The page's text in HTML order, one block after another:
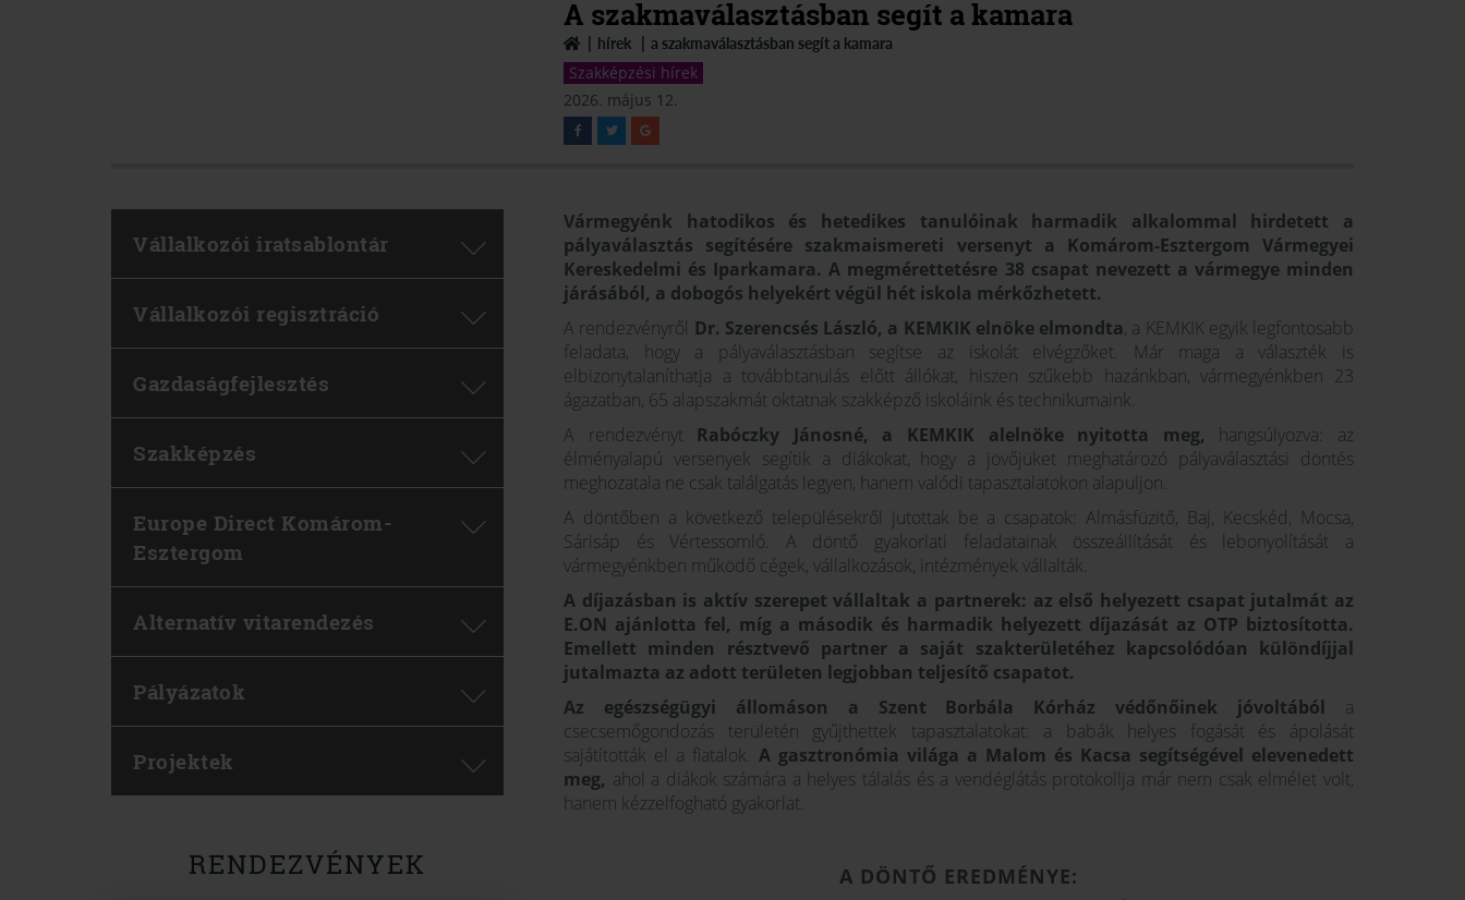
A szakmaválasztásban segít a kamara
hírek a szakmaválasztásban segít a kamara
Szakképzési hírek
2026. május 12.
Vállalkozói iratsablontár
Vállalkozói regisztráció
Gazdaságfejlesztés
Szakképzés
Europe Direct Komárom-
Esztergom
Alternatív vitarendezés
Pályázatok
Projektek
RENDEZVÉNYEK
Vármegyénk hatodikos és hetedikes tanulóinak harmadik alkalommal hirdetett a
pályaválasztás segítésére szakmaismereti versenyt a Komárom-Esztergom Vármegyei
Kereskedelmi és Iparkamara. A megmérettetésre 38 csapat nevezett a vármegye minden
járásából, a dobogós helyekért végül hét iskola mérkőzhetett.
A rendezvényről Dr. Szerencsés László, a KEMKIK elnöke elmondta, a KEMKIK egyik legfontosabb
feladata, hogy a pályaválasztásban segítse az iskolát elvégzőket. Már maga a választék is
elbizonytalaníthatja a továbbtanulás előtt állókat, hiszen szűkebb hazánkban, vármegyénkben 23
ágazatban, 65 alapszakmát oktatnak szakképző iskoláink és technikumaink.
A rendezvényt Rabóczky Jánosné, a KEMKIK alelnöke nyitotta meg, hangsúlyozva: az
élményalapú versenyek segítik a diákokat, hogy a jövőjüket meghatározó pályaválasztási döntés
meghozatala ne csak találgatás legyen, hanem valódi tapasztalatokon alapuljon.
A döntőben a következő településekről jutottak be a csapatok: Almásfüzitő, Baj, Kecskéd, Mocsa,
Sárisáp és Vértessomló. A döntő gyakorlati feladatainak összeállítását és lebonyolítását a
vármegyénkben működő cégek, vállalkozások, intézmények vállalták.
A díjazásban is aktív szerepet vállaltak a partnerek: az első helyezett csapat jutalmát az
E.ON ajánlotta fel, míg a második és harmadik helyezett díjazását az OTP biztosította.
Emellett minden résztvevő partner a saját szakterületéhez kapcsolódóan különdíjjal
jutalmazta az adott területen legjobban teljesítő csapatot.
Az egészségügyi állomáson a Szent Borbála Kórház védőnőinek jóvoltából a
csecsemőgondozás területén gyűjthettek tapasztalatokat: a babák helyes fogását és ápolását
sajátították el a fiatalok. A gasztronómia világa a Malom és Kacsa segítségével elevenedett
meg, ahol a diákok számára a helyes tálalás és a vendéglátás protokollja már nem csak elmélet volt,
hanem kézzelfogható gyakorlat.
A DÖNTŐ EREDMÉNYE: